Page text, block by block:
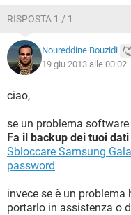
RISPOSTA 1 / 1
Noureddine Bouzidi
19 giu 2013 alle 00:02
ciao,
se un problema
Fa il backup dei tuoi
Sbloccare Samsung
password
invece se è un
portarlo in assistenza o